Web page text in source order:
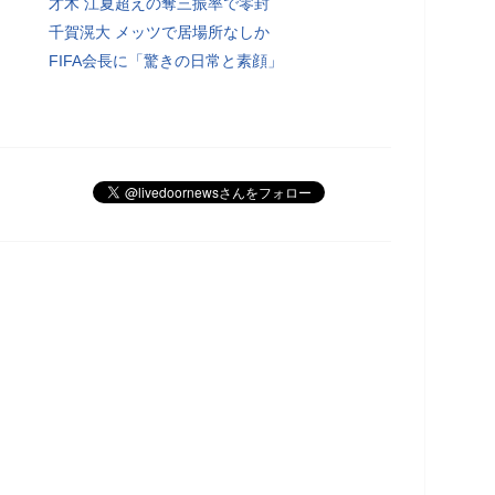
千賀滉大 メッツで居場所なしか
FIFA会長に「驚きの日常と素顔」